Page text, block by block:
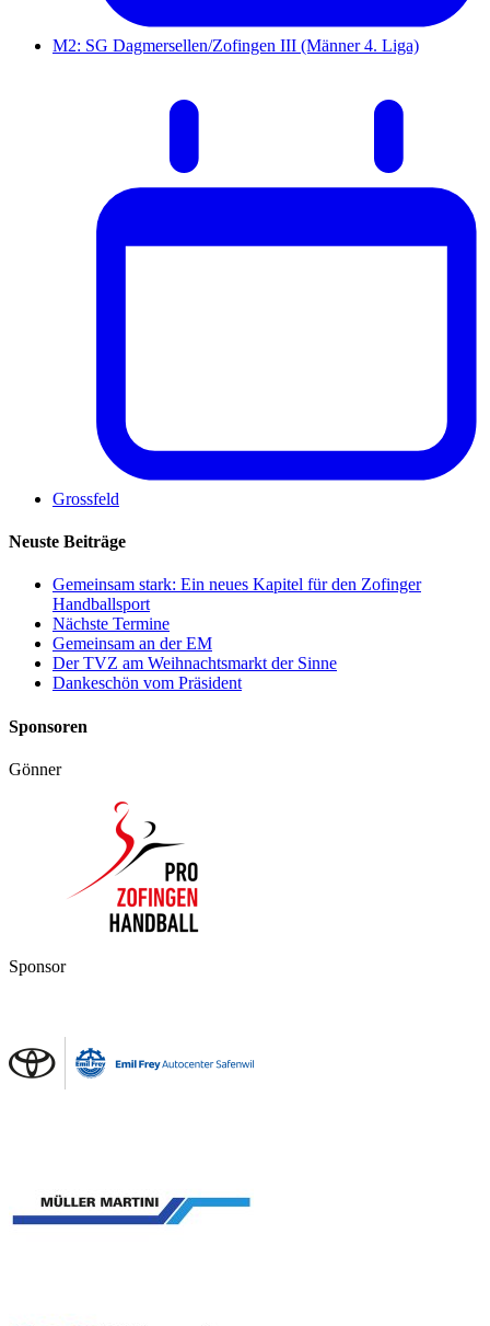
M2: SG Dagmersellen/Zofingen III (Männer 4. Liga)
Grossfeld
Neuste Beiträge
Gemeinsam stark: Ein neues Kapitel für den Zofinger
Handballsport
Nächste Termine
Gemeinsam an der EM
Der TVZ am Weihnachtsmarkt der Sinne
Dankeschön vom Präsident
Sponsoren
Gönner
Sponsor